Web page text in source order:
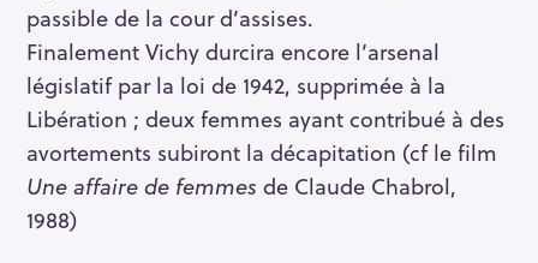
passible de la cour d’assises.
Finalement Vichy durcira encore l’arsenal
législatif par la loi de 1942, supprimée à la
Libération ; deux femmes ayant contribué à des
avortements subiront la décapitation (cf le film
Une affaire de femmes de Claude Chabrol,
1988)